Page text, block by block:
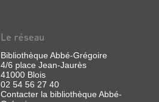
Le réseau
Bibliothèque Abbé-Grégoire
4/6 place Jean-Jaurès
41000 Blois
02 54 56 27 40
Contacter la bibliothèque Abbé-